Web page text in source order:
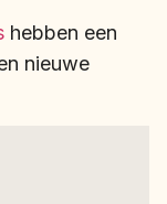
hebben een
nieuwe